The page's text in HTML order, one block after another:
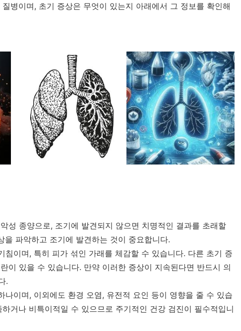
병이며, 초기 증상은 무엇이 있는지 아래에서 그 정보를 확인해
성 종양으로, 조기에 발견되지 않으면 치명적인 결과를 초래할
을 파악하고 조기에 발견하는 것이 중요합니다.
침이며, 특히 피가 섞인 가래를 체감할 수 있습니다. 다른 초기 증
이 있을 수 있습니다. 만약 이러한 증상이 지속된다면 반드시 의
.
나이며, 이외에도 환경 오염, 유전적 요인 등이 영향을 줄 수 있습
거나 비특이적일 수 있으므로 주기적인 건강 검진이 필수적입니